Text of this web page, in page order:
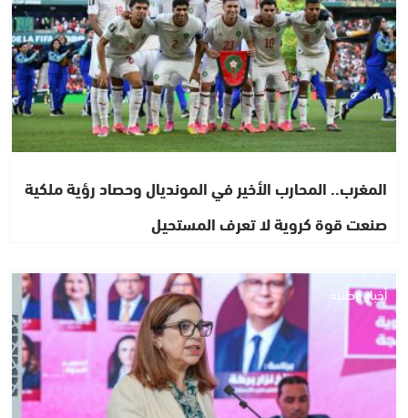
المغرب.. المحارب الأخير في المونديال وحصاد رؤية ملكية
صنعت قوة كروية لا تعرف المستحيل
أخبار وطنية